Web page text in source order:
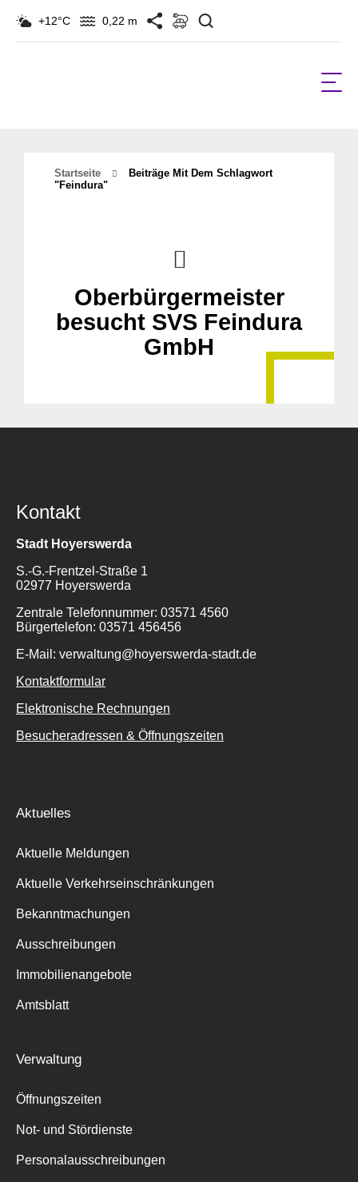
+12°C 0,22 m
Startseite
Beiträge Mit Dem Schlagwort
"Feindura"
Oberbürgermeister
besucht SVS Feindura
GmbH
Kontakt
Stadt Hoyerswerda
S.-G.-Frentzel-Straße 1
02977 Hoyerswerda
Zentrale Telefonnummer: 03571 4560
Bürgertelefon: 03571 456456
E-Mail: verwaltung@hoyerswerda-stadt.de
Kontaktformular
Elektronische Rechnungen
Besucheradressen & Öffnungszeiten
Aktuelles
Aktuelle Meldungen
Aktuelle Verkehrseinschränkungen
Bekanntmachungen
Ausschreibungen
Immobilienangebote
Amtsblatt
Verwaltung
Öffnungszeiten
Not- und Stördienste
Personalausschreibungen